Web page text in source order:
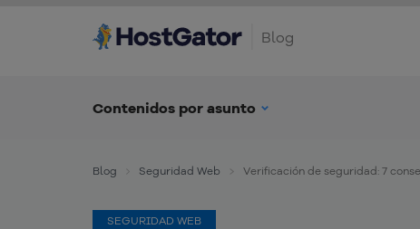
Blog
Contenidos por asunto
Blog Seguridad Web Verificación de seguridad: 7
SEGURIDAD WEB